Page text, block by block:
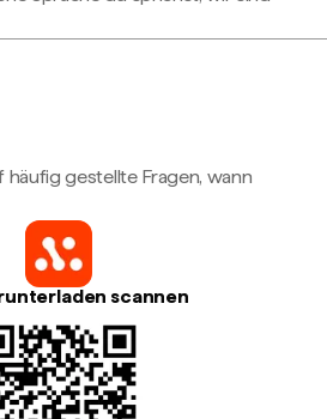
gestellte Fragen, wann
scannen